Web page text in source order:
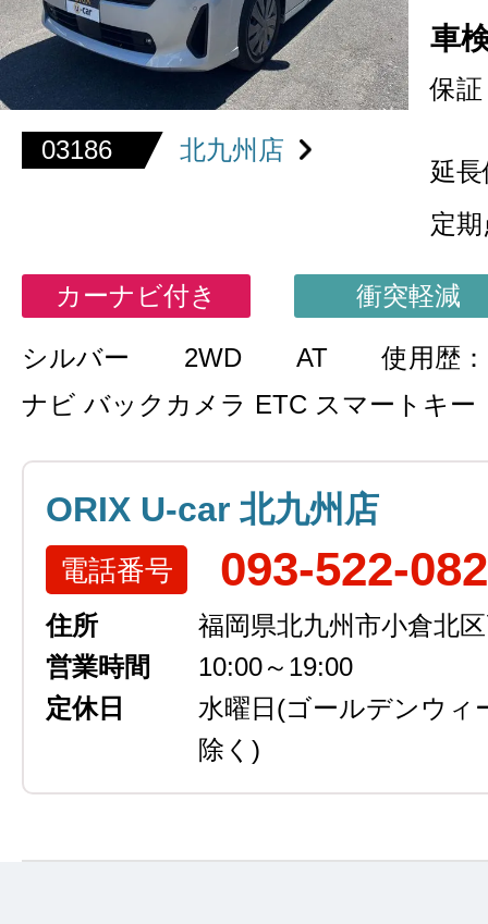
03186 北九州店
車
保証
延
定
カーナビ付き 衝突軽減
シルバー 2WD AT
使用歴
ナビ バックカメラ ETC スマートキー
ORIX U-car 北九州店
電話番号 093-522-
住所
福岡県北九州市小倉北
営業時間
10:00～19:00
定休日
水曜日 (ゴールデンウィ
除く)